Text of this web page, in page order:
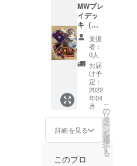
MWプレ
イデッ
キ（収
録カー
ド55種
類予
定）2個
セット※
中身は
同じで
3,500円
×2個
7,000円
支援
者：
0人
お届
け予
定：
2022
年04
月
詳細を見る
こ
の
リ
タ
ー
ン
を
選
択
す
る
このプロ